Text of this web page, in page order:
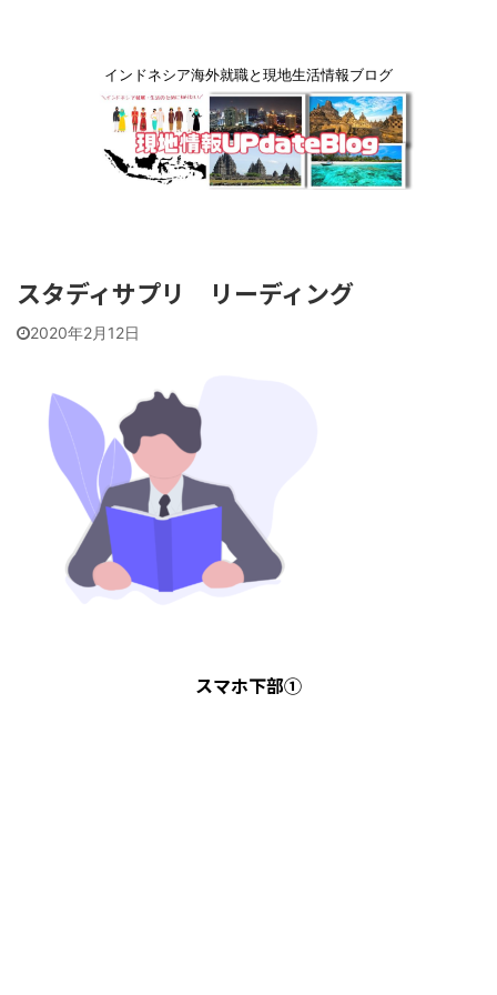
インドネシア海外就職と現地生活情報ブログ
スタディサプリ リーディング
2020年2月12日
スマホ下部①